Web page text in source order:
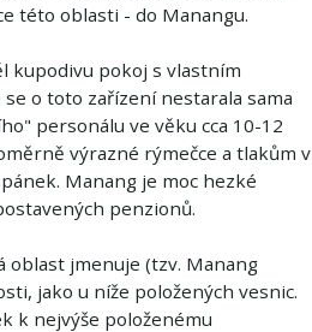
této oblasti - do Manangu.
kupodivu pokoj s vlastním
o toto zařízení nestarala sama
personálu ve věku cca 10-12
výrazné rýmečce a tlakům v
Manang je moc hezké
penzionů.
oblast jmenuje (tzv. Manang
jako u níže položených vesnic.
k nejvýše položenému